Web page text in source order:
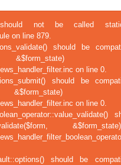
should not be called
on line 879.
should be
on line 0.
should be
on line 0.
should be